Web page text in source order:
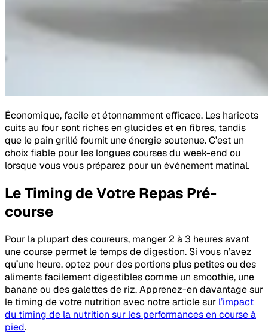
Économique, facile et étonnamment efficace. Les haricots
cuits au four sont riches en glucides et en fibres, tandis
que le pain grillé fournit une énergie soutenue. C’est un
choix fiable pour les longues courses du week-end ou
lorsque vous vous préparez pour un événement matinal.
Le Timing de Votre Repas Pré-
course
Pour la plupart des coureurs, manger 2 à 3 heures avant
une course permet le temps de digestion. Si vous n’avez
qu’une heure, optez pour des portions plus petites ou des
aliments facilement digestibles comme un smoothie, une
banane ou des galettes de riz. Apprenez-en davantage sur
le timing de votre nutrition avec notre article sur l’impact
du timing de la nutrition sur les performances en course à
pied.